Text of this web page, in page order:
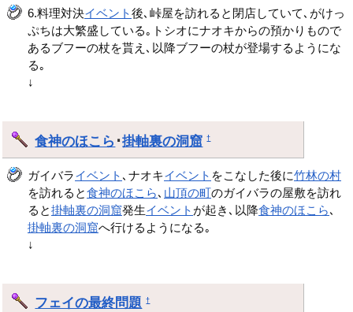
6.料理対決イベント後､峠屋を訪れると閉店していて､がけっ
ぷちは大繁盛している｡トシオにナオキからの預かりもので
あるブフーの杖を貰え､以降ブフーの杖が登場するようにな
る｡
↓
食神のほこら ･掛軸裏の洞窟 †
ガイバライベント ､ナオキイベント をこなした後に竹林の村
を訪れると食神のほこら､ 山頂の町のガイバラの屋敷を訪れ
ると掛軸裏の洞窟発生イベント が起き､以降食神のほこら､
掛軸裏の洞窟へ行けるようになる｡
↓
フェイの最終問題 †